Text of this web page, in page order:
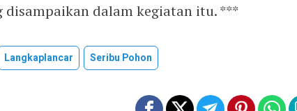
disampaikan dalam kegiatan itu. ***
Langkaplancar Seribu Pohon